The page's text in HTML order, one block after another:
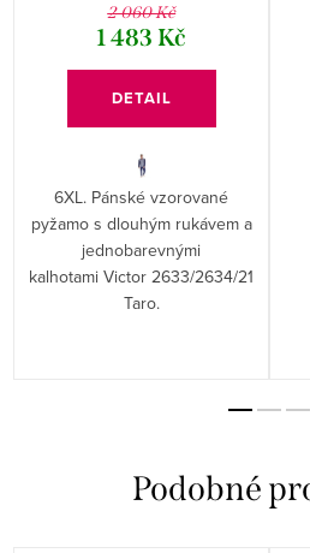
2 060 Kč
1 483 Kč
DETAIL
6XL. Pánské vzorované
pyžamo s dlouhým rukávem a
jednobarevnými
kalhotami Victor 2633/2634/21
Taro.